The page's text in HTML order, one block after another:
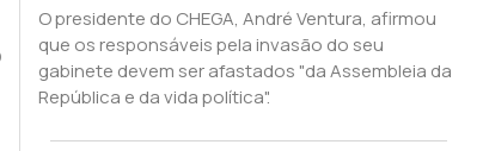
O presidente do CHEGA, André Ventura, afirmou
que os responsáveis pela invasão do seu
gabinete devem ser afastados "da Assembleia da
República e da vida política".